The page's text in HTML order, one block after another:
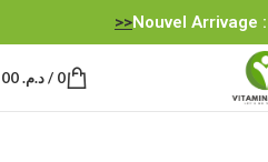
Nouvel Arrivage :
0
/د.م.